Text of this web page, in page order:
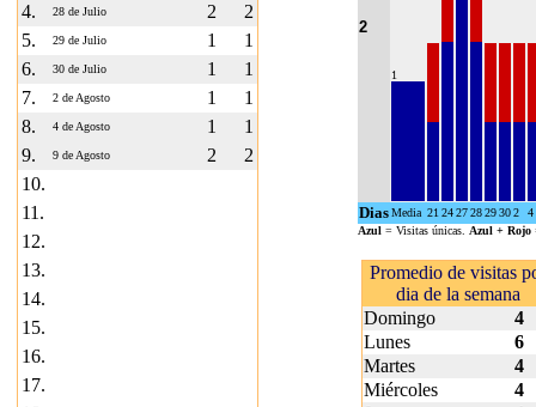
4.
28 de Julio 2
2
5.
29 de Julio 1
1
6.
30 de Julio 1
1
7.
2 de Agosto 1
1
8.
4 de Agosto 1
1
9.
9 de Agosto 2
2
10.
11.
12.
13.
14.
15.
16.
17.
2
1
DiasMedia 21 24272829302
4
Azul = Visitas únicas. Azul + Rojo
Promedio de visitas
dia de la semana
Domingo
4
Lunes
6
Martes
4
Miércoles
4